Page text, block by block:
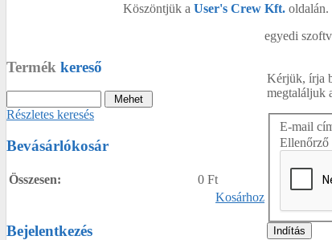
Köszöntjük a User's Crew Kft. oldalán.
egyedi
Kérjük, írja
megtaláljuk
E-mail
Ellenőrző
Indítás
Termék kereső
Részletes keresés
Bevásárlókosár
Összesen:
0 Ft
Kosárhoz
Bejelentkezés